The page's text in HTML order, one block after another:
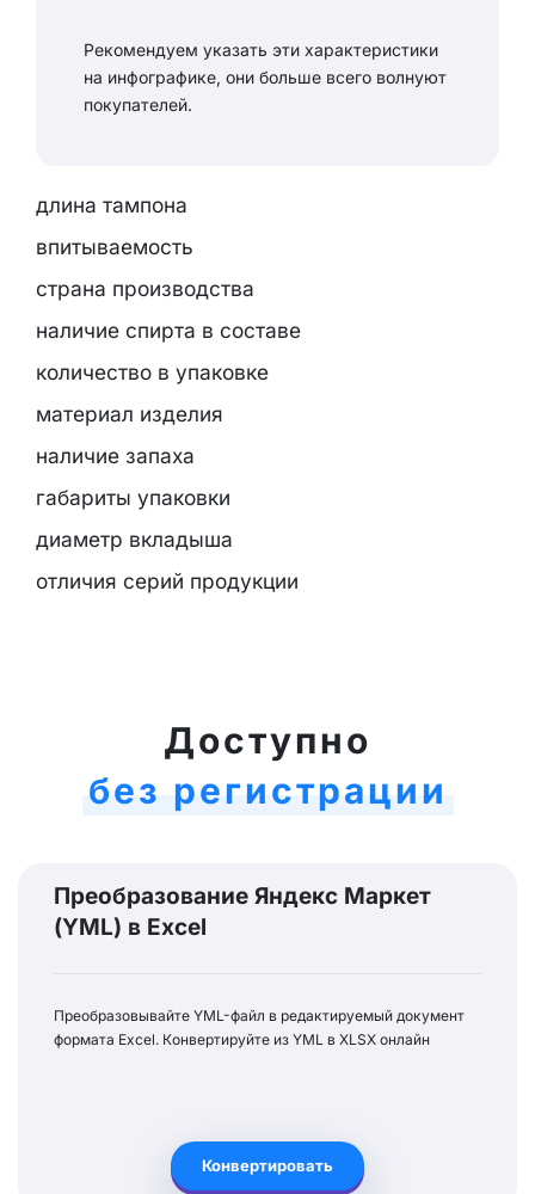
Рекомендуем указать эти характеристики
на инфографике, они больше всего волнуют
покупателей.
длина тампона
впитываемость
страна производства
наличие спирта в составе
количество в упаковке
материал изделия
наличие запаха
габариты упаковки
диаметр вкладыша
отличия серий продукции
Доступно
без регистрации
Преобразование Яндекс Маркет
(YML) в Excel
Преобразовывайте YML-файл в редактируемый документ
формата Excel. Конвертируйте из YML в XLSX онлайн
Конвертировать